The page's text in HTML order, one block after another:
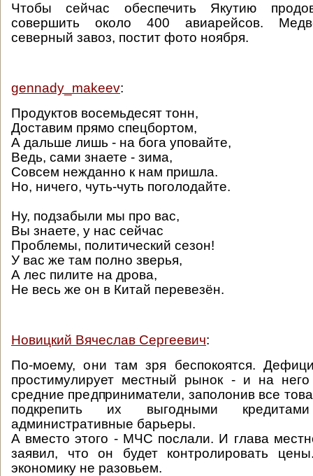
Чтобы сейчас обеспечить Якутию
совершить около 400 авиарейсов.
северный завоз, постит фото ноября.
gennady_makeev:
Продуктов восемьдесят тонн,
Доставим прямо спецбортом,
А дальше лишь - на бога уповайте,
Ведь, сами знаете - зима,
Совсем нежданно к нам пришла.
Но, ничего, чуть-чуть поголодайте.
Ну, подзабыли мы про вас,
Вы знаете, у нас сейчас
Проблемы, политический сезон!
У вас же там полно зверья,
А лес пилите на дрова,
Не весь же он в Китай перевезён.
Новицкий Вячеслав Сергеевич:
По-моему, они там зря беспокоятся.
простимулирует местный рынок - и на
средние предприниматели, заполонив все
подкрепить их выгодными
административные барьеры.
А вместо этого - МЧС послали. И глава
заявил, что он будет контролировать
экономику не разовьем.